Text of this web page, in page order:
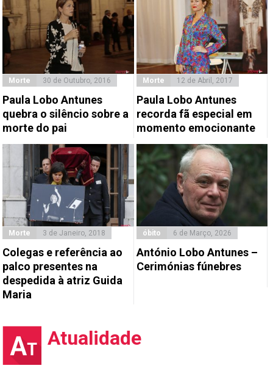
Morte 30 de Outubro, 2016
Paula Lobo Antunes
quebra o silêncio sobre a
morte do pai
Morte 12 de Abril, 2017
Paula Lobo Antunes
recorda fã especial em
momento emocionante
Morte 3 de Janeiro, 2018
Colegas e referência ao
palco presentes na
despedida à atriz Guida
Maria
óbito 6 de Março, 2026
António Lobo Antunes –
Cerimónias fúnebres
Atualidade